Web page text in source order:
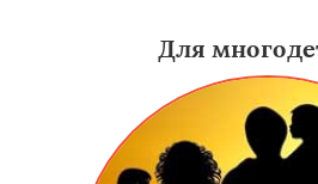
Для